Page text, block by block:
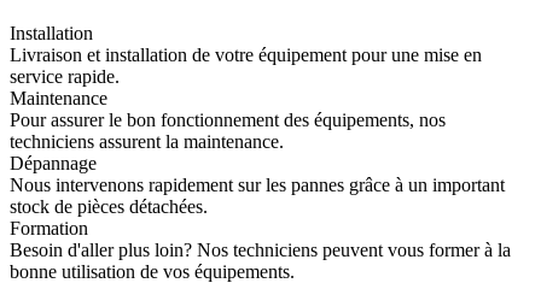
Installation
Livraison et installation de votre équipement pour une mise en
service rapide.
Maintenance
Pour assurer le bon fonctionnement des équipements, nos
techniciens assurent la maintenance.
Dépannage
Nous intervenons rapidement sur les pannes grâce à un important
stock de pièces détachées.
Formation
Besoin d'aller plus loin? Nos techniciens peuvent vous former à la
bonne utilisation de vos équipements.